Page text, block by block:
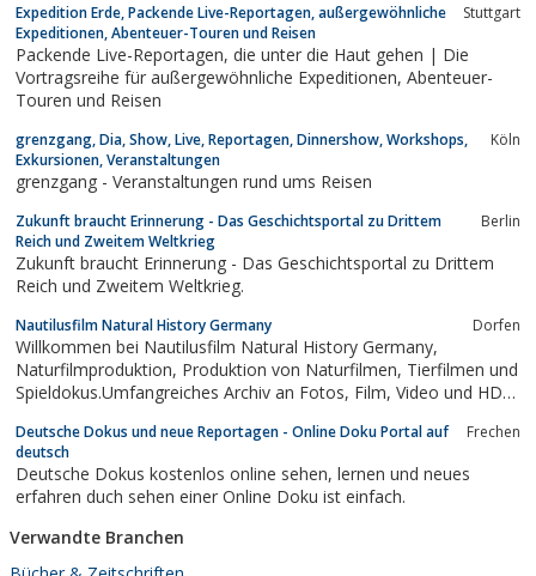
Expedition Erde, Packende Live-Reportagen, außergewöhnliche
Expeditionen, Abenteuer-Touren und Reisen
Stuttgart
Packende Live-Reportagen, die unter die Haut gehen | Die
Vortragsreihe für außergewöhnliche Expeditionen, Abenteuer-
Touren und Reisen
grenzgang, Dia, Show, Live, Reportagen, Dinnershow, Workshops,
Exkursionen, Veranstaltungen
Köln
grenzgang - Veranstaltungen rund ums Reisen
Zukunft braucht Erinnerung - Das Geschichtsportal zu Drittem
Reich und Zweitem Weltkrieg
Berlin
Zukunft braucht Erinnerung - Das Geschichtsportal zu Drittem
Reich und Zweitem Weltkrieg.
Nautilusfilm Natural History Germany Dorfen
Willkommen bei Nautilusfilm Natural History Germany,
Naturfilmproduktion, Produktion von Naturfilmen, Tierfilmen und
Spieldokus.Umfangreiches Archiv an Fotos, Film, Video und HD
Produktionen.
Deutsche Dokus und neue Reportagen - Online Doku Portal auf
deutsch
Frechen
Deutsche Dokus kostenlos online sehen, lernen und neues
erfahren duch sehen einer Online Doku ist einfach.
Verwandte Branchen